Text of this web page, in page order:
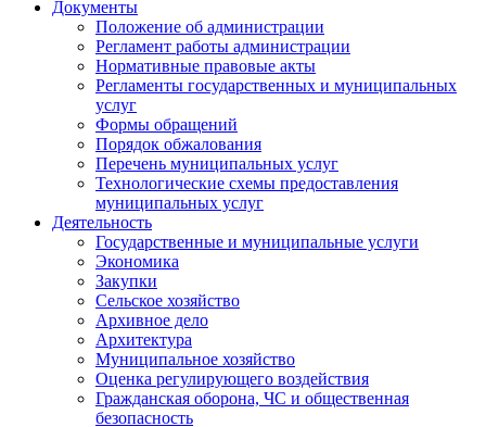
Документы
Положение об администрации
Регламент работы администрации
Нормативные правовые акты
Регламенты государственных и муниципальных
услуг
Формы обращений
Порядок обжалования
Перечень муниципальных услуг
Технологические схемы предоставления
муниципальных услуг
Деятельность
Государственные и муниципальные услуги
Экономика
Закупки
Сельское хозяйство
Архивное дело
Архитектура
Муниципальное хозяйство
Оценка регулирующего воздействия
Гражданская оборона, ЧС и общественная
безопасность